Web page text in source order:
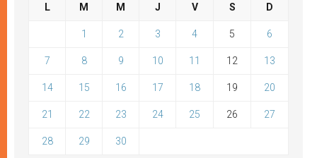
L M M J V S D
1 2 3 4 5 6
7 8 9 10 11 12 13
14 15 16 17 18 19 20
21 22 23 24 25 26 27
28 29 30